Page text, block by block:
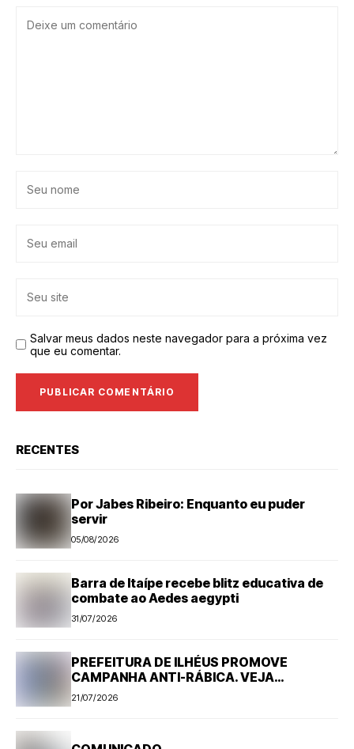
Salvar meus dados neste navegador para a próxima vez
que eu comentar.
RECENTES
Por Jabes Ribeiro: Enquanto eu puder
servir
05/08/2026
Barra de Itaípe recebe blitz educativa de
combate ao Aedes aegypti
31/07/2026
PREFEITURA DE ILHÉUS PROMOVE
CAMPANHA ANTI-RÁBICA. VEJA
PROGRAMAÇÃO
21/07/2026